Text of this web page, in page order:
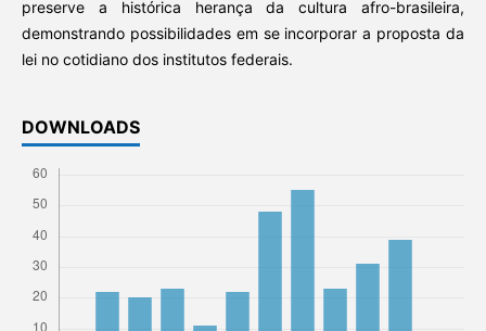
preserve a histórica herança da cultura afro-brasileira,
demonstrando possibilidades em se incorporar a proposta da
lei no cotidiano dos institutos federais.
DOWNLOADS